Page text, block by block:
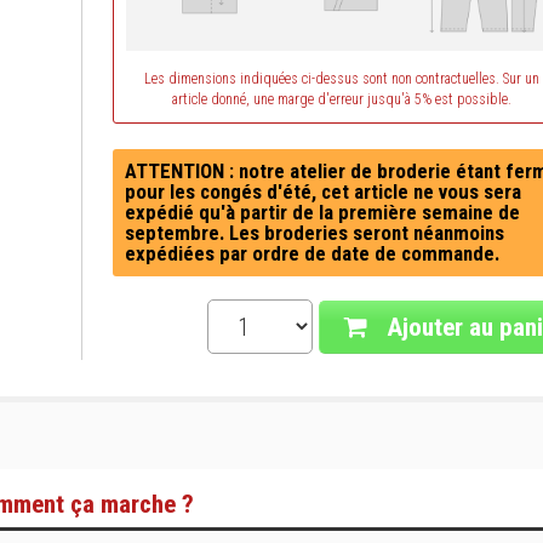
Les dimensions indiquées ci-dessus sont non contractuelles. Sur un
article donné, une marge d'erreur jusqu'à 5% est possible.
ATTENTION : notre atelier de broderie étant
pour les congés d'été, cet article ne vous sera
expédié qu'à partir de la première semaine de
septembre. Les broderies seront néanmoins
expédiées par ordre de date de commande.
Ajouter au
ça marche ?